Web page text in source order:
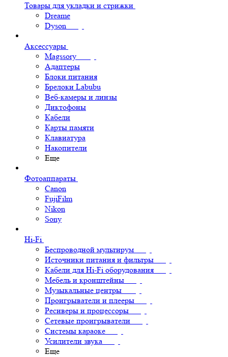
Товары для укладки и стрижки
Dreame
Dyson
Аксессуары
Magssory
Адаптеры
Блоки питания
Брелоки Labubu
Веб-камеры и линзы
Диктофоны
Кабели
Карты памяти
Клавиатура
Накопители
Еще
Фотоаппараты
Canon
FujiFilm
Nikon
Sony
Hi-Fi
Беспроводной мультирум
Источники питания и фильтры
Кабели для Hi-Fi оборудования
Мебель и кронштейны
Музыкальные центры
Проигрыватели и плееры
Ресиверы и процессоры
Сетевые проигрыватели
Системы караоке
Усилители звука
Еще